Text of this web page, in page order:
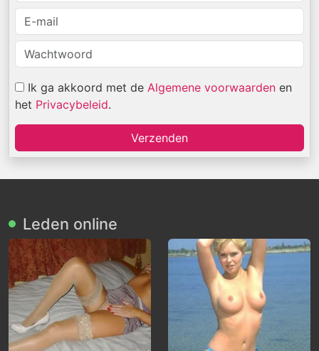
Ik ga akkoord met de Algemene voorwaarden en
het Privacybeleid.
Verzenden
Leden online